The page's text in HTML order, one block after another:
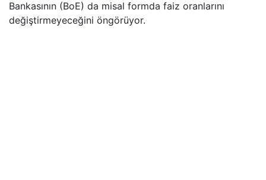
Bankasının (BoE) da misal formda faiz oranlarını
değiştirmeyeceğini öngörüyor.